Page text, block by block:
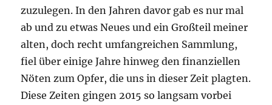
zuzulegen. In den Jahren davor gab es nur mal
ab und zu etwas Neues und ein Großteil meiner
alten, doch recht umfangreichen Sammlung,
fiel über einige Jahre hinweg den finanziellen
Nöten zum Opfer, die uns in dieser Zeit plagten.
Diese Zeiten gingen 2015 so langsam vorbei